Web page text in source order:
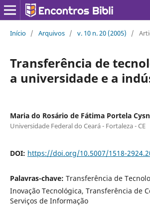
Início / Arquivos / v. 10 n. 20 (2005) /
Transferência de
a universidade e a
Maria do Rosário de Fátima Portela
Universidade Federal do Ceará - Fortaleza - CE
DOI: https://doi.org/10.5007/1518-
Palavras-chave: Transferência de
Inovação Tecnológica, Transferência de
Serviços de Informação